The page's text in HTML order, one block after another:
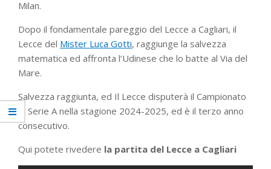
Milan.
Dopo il fondamentale pareggio del Lecce a Cagliari, il
Lecce del Mister Luca Gotti, raggiunge la salvezza
matematica ed affronta l’Udinese che lo batte al Via del
Mare.
Salvezza raggiunta, ed Il Lecce disputerà il Campionato
di Serie A nella stagione 2024-2025, ed è il terzo anno
consecutivo.
Qui potete rivedere la partita del Lecce a Cagliari